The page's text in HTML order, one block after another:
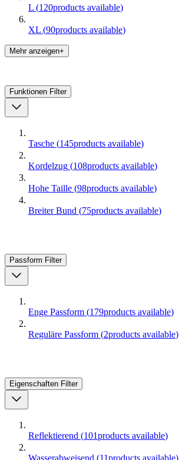
L (120products available)
XL (90products available)
Mehr anzeigen+
Funktionen Filter
Tasche (145products available)
Kordelzug (108products available)
Hohe Taille (98products available)
Breiter Bund (75products available)
Passform Filter
Enge Passform (179products available)
Reguläre Passform (2products available)
Eigenschaften Filter
Reflektierend (101products available)
Wasserabweisend (11products available)